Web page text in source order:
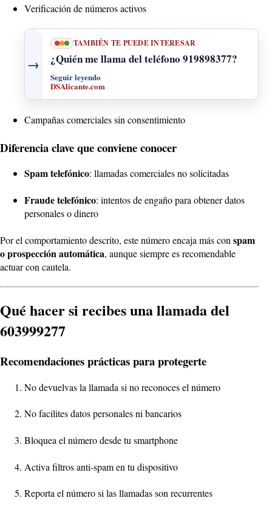
Verificación de números activos
→
TAMBIÉN TE PUEDE INTERESAR
¿Quién me llama del teléfono 919898377?
Seguir leyendo
DSAlicante.com
Campañas comerciales sin consentimiento
Diferencia clave que conviene conocer
Spam telefónico: llamadas comerciales no solicitadas
Fraude telefónico: intentos de engaño para obtener datos
personales o dinero
Por el comportamiento descrito, este número encaja más con spam
o prospección automática, aunque siempre es recomendable
actuar con cautela.
Qué hacer si recibes una llamada del
603999277
Recomendaciones prácticas para protegerte
No devuelvas la llamada si no reconoces el número
No facilites datos personales ni bancarios
Bloquea el número desde tu smartphone
Activa filtros anti-spam en tu dispositivo
Reporta el número si las llamadas son recurrentes